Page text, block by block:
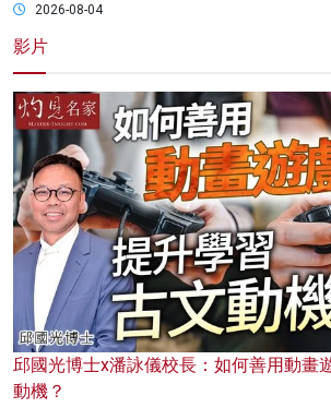
2026-08-04
影片
邱國光博士x潘詠儀校長：如何善用動畫
動機？